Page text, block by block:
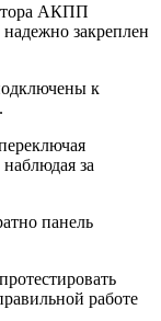
АКПП
закреплен
к
за
панель
работе